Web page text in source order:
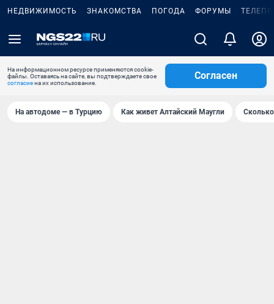
НЕДВИЖИМОСТЬ ЗНАКОМСТВА ПОГОДА ФОРУМЫ
На информационном ресурсе применяются cookie-
файлы. Оставаясь на сайте, вы подтверждаете свое
согласиена их использование.
Согласен
На автодоме — в Турцию Как живет Алтайский Маугли